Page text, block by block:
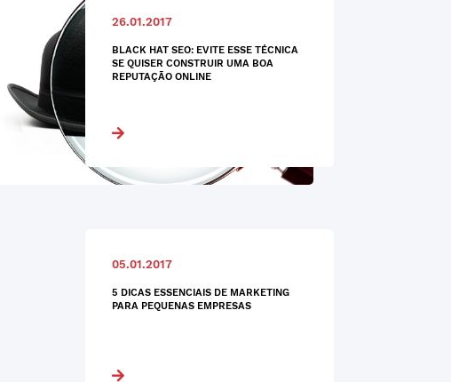
26.01.2017
BLACK HAT SEO: EVITE ESSE TÉCNICA
SE QUISER CONSTRUIR UMA BOA
REPUTAÇÃO ONLINE
05.01.2017
5 DICAS ESSENCIAIS DE MARKETING
PARA PEQUENAS EMPRESAS